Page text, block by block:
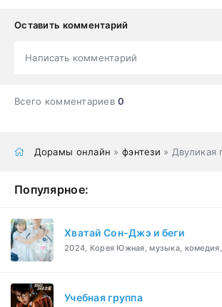
Оставить комментарий
Написать комментарий
Всего комментариев0
Дорамы онлайн »фэнтези » Двуликая
Популярное:
Хватай Сон-Джэ и беги
2024, Корея Южная, музыка, комедия,
Учебная группа